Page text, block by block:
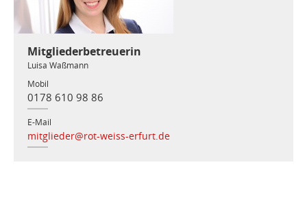
Mitgliederbetreuerin
Luisa Waßmann
Mobil
0178 610 98 86
E-Mail
mitglieder@rot-weiss-erfurt.de